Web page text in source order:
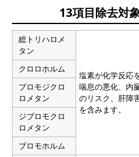
13項目除去対
総トリハロメ
タン
塩素が化学反応
喘息の悪化、内
のリスク、肝障
を含みます。
クロロホルム
ブロモジクロ
ロメタン
ジブロモクロ
ロメタン
ブロモホルム